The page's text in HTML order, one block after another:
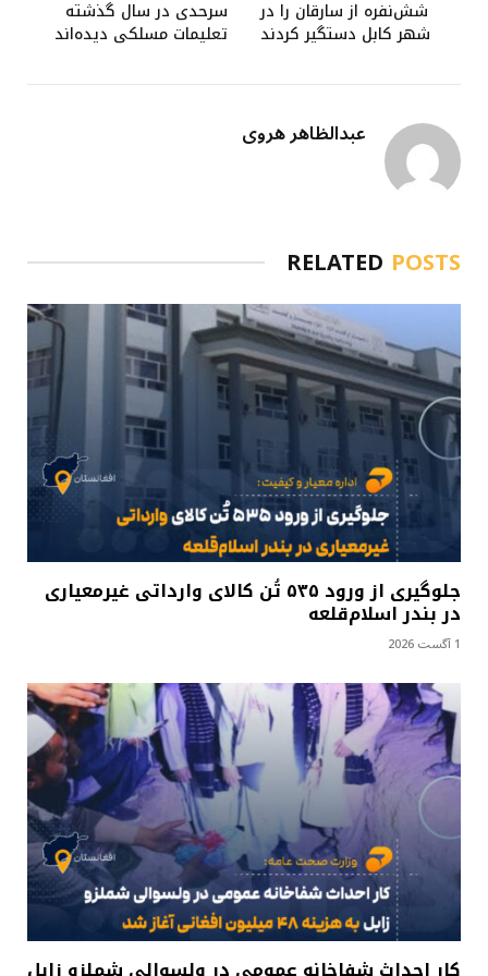
شش‌نفره از سارقان را در
شهر کابل دستگیر کردند
سرحدی در سال گذشته
تعلیمات مسلکی دیده‌اند
عبدالظاهر هروی
RELATED POSTS
جلوگیری از ورود ۵۳۵ تُن کالای وارداتی غیرمعیاری
در بندر اسلام‌قلعه
1 آگست 2026